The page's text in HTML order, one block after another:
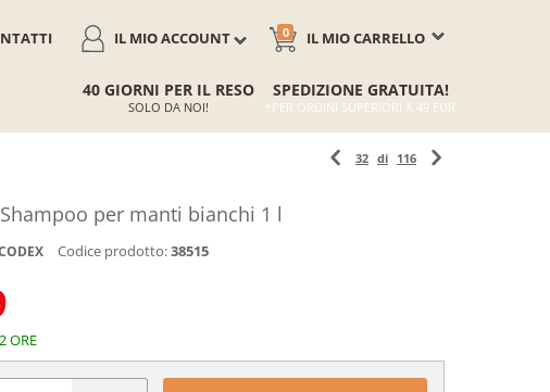
IL MIO CARRELLO
0
IL MIO ACCOUNT
40 GIORNI PER IL RESO
SOLO DA NOI!
SPEDIZIONE GRATUITA!
*PER ORDINI SUPERIORI A 49 EUR
32 di 116
Shampoo per manti bianchi 1 l
Codice prodotto:38515
ORE